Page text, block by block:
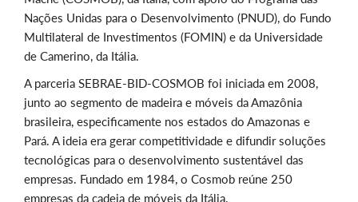
Nações Unidas para o Desenvolvimento (PNUD), do Fundo
Multilateral de Investimentos (FOMIN) e da Universidade
de Camerino, da Itália.
A parceria SEBRAE-BID-COSMOB foi iniciada em 2008,
junto ao segmento de madeira e móveis da Amazônia
brasileira, especificamente nos estados do Amazonas e
Pará. A ideia era gerar competitividade e difundir soluções
tecnológicas para o desenvolvimento sustentável das
empresas. Fundado em 1984, o Cosmob reúne 250
empresas da cadeia de móveis da Itália.